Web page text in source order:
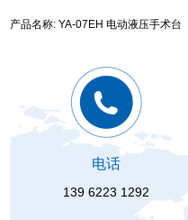
产品名称: YA-07EH 电动液压手术台
电话
139 6223 1292